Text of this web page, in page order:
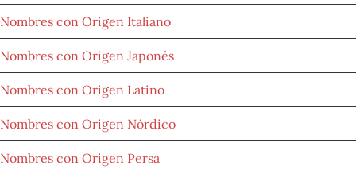
Nombres con Origen Italiano
Nombres con Origen Japonés
Nombres con Origen Latino
Nombres con Origen Nórdico
Nombres con Origen Persa